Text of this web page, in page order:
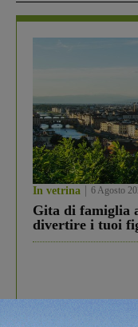
In vetrina 6 Agosto
Gita di famiglia
divertire i tuoi